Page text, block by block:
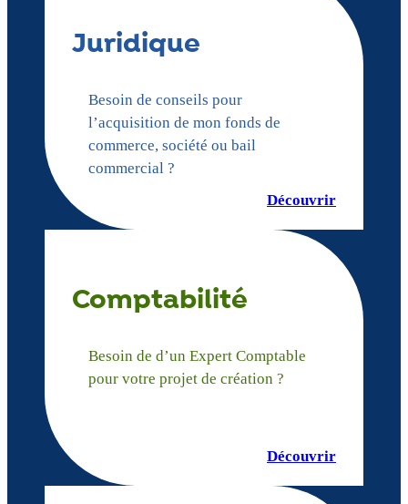
Juridique
Besoin de conseils pour
l’acquisition de mon fonds de
commerce, société ou bail
commercial ?
Découvrir
Comptabilité
Besoin de d’un Expert Comptable
pour votre projet de création ?
Découvrir